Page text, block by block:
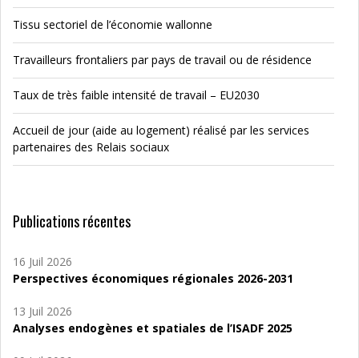
Tissu sectoriel de l’économie wallonne
Travailleurs frontaliers par pays de travail ou de résidence
Taux de très faible intensité de travail – EU2030
Accueil de jour (aide au logement) réalisé par les services
partenaires des Relais sociaux
Publications récentes
16 Juil 2026
Perspectives économiques régionales 2026-2031
13 Juil 2026
Analyses endogènes et spatiales de l’ISADF 2025